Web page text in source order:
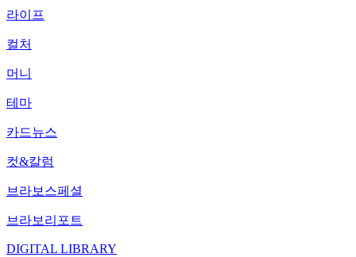
라이프
컬처
머니
테마
카드뉴스
컷&칼럼
브라보스페셜
브라보리포트
DIGITAL LIBRARY